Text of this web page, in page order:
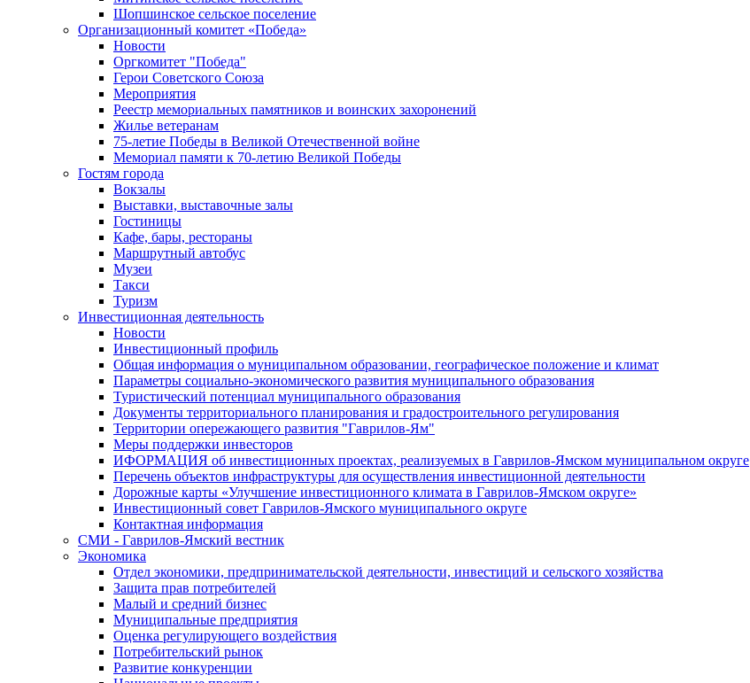
Шопшинское сельское поселение
Организационный комитет «Победа»
Новости
Оргкомитет "Победа"
Герои Советского Союза
Мероприятия
Реестр мемориальных памятников и воинских захоронений
Жилье ветеранам
75-летие Победы в Великой Отечественной войне
Мемориал памяти к 70-летию Великой Победы
Гостям города
Вокзалы
Выставки, выставочные залы
Гостиницы
Кафе, бары, рестораны
Маршрутный автобус
Музеи
Такси
Туризм
Инвестиционная деятельность
Новости
Инвестиционный профиль
Общая информация о муниципальном образовании, географическое положение и климат
Параметры социально-экономического развития муниципального образования
Туристический потенциал муниципального образования
Документы территориального планирования и градостроительного регулирования
Территории опережающего развития "Гаврилов-Ям"
Меры поддержки инвесторов
ИФОРМАЦИЯ об инвестиционных проектах, реализуемых в Гаврилов-Ямском муниципальном округе
Перечень объектов инфраструктуры для осуществления инвестиционной деятельности
Дорожные карты «Улучшение инвестиционного климата в Гаврилов-Ямском округе»
Инвестиционный совет Гаврилов-Ямского муниципального округе
Контактная информация
СМИ - Гаврилов-Ямский вестник
Экономика
Отдел экономики, предпринимательской деятельности, инвестиций и сельского хозяйства
Защита прав потребителей
Малый и средний бизнес
Муниципальные предприятия
Оценка регулирующего воздействия
Потребительский рынок
Развитие конкуренции